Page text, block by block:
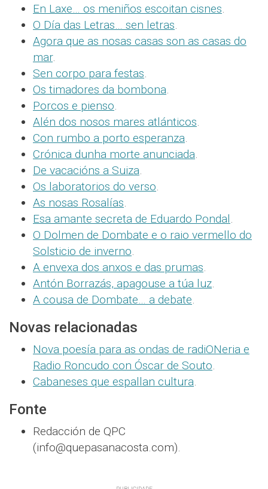
En Laxe… os meniños escoitan cisnes.
O Día das Letras… sen letras.
Agora que as nosas casas son as casas do
mar.
Sen corpo para festas.
Os timadores da bombona.
Porcos e pienso.
Alén dos nosos mares atlánticos.
Con rumbo a porto esperanza.
Crónica dunha morte anunciada.
De vacacións a Suiza.
Os laboratorios do verso.
As nosas Rosalías.
Esa amante secreta de Eduardo Pondal.
O Dolmen de Dombate e o raio vermello do
Solsticio de inverno.
A envexa dos anxos e das prumas.
Antón Borrazás, apagouse a túa luz.
A cousa de Dombate… a debate.
Novas relacionadas
Nova poesía para as ondas de radiONeria e
Radio Roncudo con Óscar de Souto.
Cabaneses que espallan cultura.
Fonte
Redacción de QPC
(info@quepasanacosta.com).